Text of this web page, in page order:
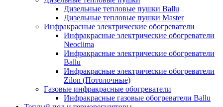
Дизельные тепловые пушки Ballu
Дизельные тепловые пушки Master
Инфракрасные электрические обогреватели
Инфракрасные электрические обогреватели
Neoclima
Инфракрасные электрические обогреватели
Ballu
Инфракрасные электрические обогреватели
Zilon (Потолочные)
Газовые инфракрасные обогреватели
Инфракрасные газовые обогреватели Ballu